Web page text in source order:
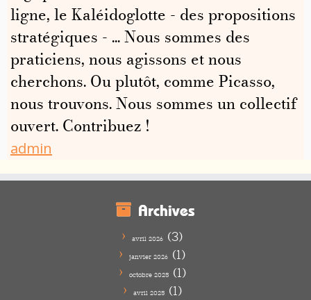
ligne, le Kaléidoglotte - des propositions
stratégiques - ... Nous sommes des
praticiens, nous agissons et nous
cherchons. Ou plutôt, comme Picasso,
nous trouvons. Nous sommes un collectif
ouvert. Contribuez !
admin
Archives
avril 2026 (3)
janvier 2026 (1)
octobre 2025(1)
avril 2025(1)